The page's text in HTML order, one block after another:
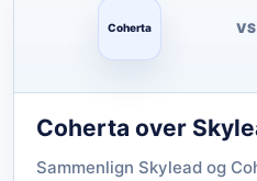
Coherta VS
Coherta over
Sammenlign Skylead og